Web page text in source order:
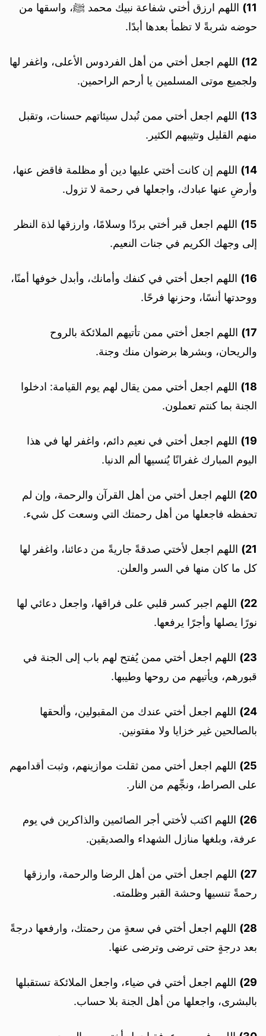
11)
اللهم ارزق أختي شفاعة نبيك محمد ﷺ، واسقها من
حوضه شربةً لا تظمأ بعدها أبدًا.
12)
اللهم اجعل أختي من أهل الفردوس الأعلى، واغفر لها
ولجميع موتى المسلمين يا أرحم الراحمين.
13)
اللهم اجعل أختي ممن تُبدل سيئاتهم حسنات، وتقبل
منهم القليل وتثيبهم الكثير.
14)
اللهم إن كانت أختي عليها دين أو مظلمة فاقض عنها،
وأرضِ عنها عبادك، واجعلها في رحمة لا تزول.
15)
اللهم اجعل قبر أختي بردًا وسلامًا، وارزقها لذة النظر
إلى وجهك الكريم في جنات النعيم.
16)
اللهم اجعل أختي في كنفك وأمانك، وأبدل خوفها أمنًا،
ووحدتها أنسًا، وحزنها فرحًا.
17)
اللهم اجعل أختي ممن تأتيهم الملائكة بالروح
والريحان، وبشرها برضوان منك وجنة.
18)
اللهم اجعل أختي ممن يقال لهم يوم القيامة: ادخلوا
الجنة بما كنتم تعملون.
19)
اللهم اجعل أختي في نعيم دائم، واغفر لها في هذا
اليوم المبارك غفرانًا يُنسيها ألم الدنيا.
20)
اللهم اجعل أختي من أهل القرآن والرحمة، وإن لم
تحفظه فاجعلها من أهل رحمتك التي وسعت كل شيء.
21)
اللهم اجعل لأختي صدقةً جاريةً من دعائنا، واغفر لها
كل ما كان منها في السر والعلن.
22)
اللهم اجبر كسر قلبي على فراقها، واجعل دعائي لها
نورًا يصلها وأجرًا يرفعها.
23)
اللهم اجعل أختي ممن يُفتح لهم باب إلى الجنة في
قبورهم، ويأتيهم من روحها وطيبها.
24)
اللهم اجعل أختي عندك من المقبولين، وألحقها
بالصالحين غير خزايا ولا مفتونين.
25)
اللهم اجعل أختي ممن ثقلت موازينهم، وثبت أقدامهم
على الصراط، ونجِّهم من النار.
26)
اللهم اكتب لأختي أجر الصائمين والذاكرين في يوم
عرفة، وبلغها منازل الشهداء والصديقين.
27)
اللهم اجعل أختي من أهل الرضا والرحمة، وارزقها
رحمةً تنسيها وحشة القبر وظلمته.
28)
اللهم اجعل أختي في سعةٍ من رحمتك، وارفعها درجةً
بعد درجةٍ حتى ترضى وترضى عنها.
29)
اللهم اجعل أختي في ضياء، واجعل الملائكة تستقبلها
بالبشرى، واجعلها من أهل الجنة بلا حساب.